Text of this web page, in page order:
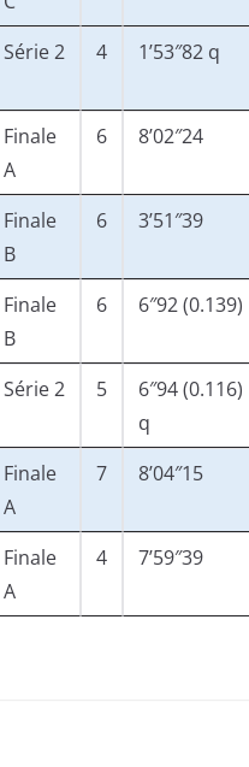
Série 2 4 1’53″82 q
Finale
A
6 8’02″24
Finale
B
6 3’51″39
Finale
B
6 6″92 (0.139)
Série 2 5
6″94 (0.116)
q
Finale
A
7 8’04″15
Finale
A
4 7’59″39